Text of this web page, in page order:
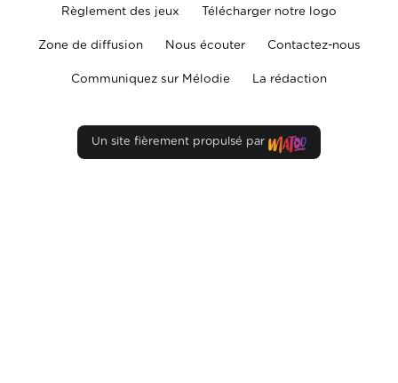
Règlement des jeux Télécharger notre logo
Zone de diffusion Nous écouter Contactez-nous
Communiquez sur Mélodie La rédaction
Un site fièrement propulsé par